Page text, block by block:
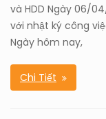
và HDD Ngày 06/
với nhật ký công
Ngày hôm nay,
Chi Tiết